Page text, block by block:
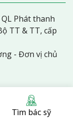
Phát thanh
TT & TT, cấp
- Đơn vị chủ
Tìm bác sỹ